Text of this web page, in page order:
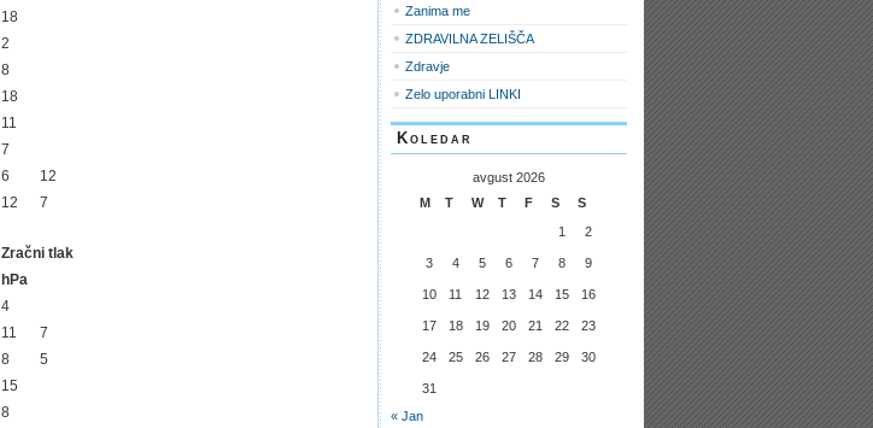
18
2
8
18
11
7
6
12
12
7
Zračni tlak
hPa
4
11
7
8
5
15
8
Zanima me
ZDRAVILNA ZELIŠČA
Zdravje
Zelo uporabni LINKI
Koledar
avgust 2026
M
T W T F S
S
1
2
3 4 5 6 7 8 9
10 11 12 13 14 15 16
17 18 19 20 21 22 23
24 25 26 27 28 29 30
31
« Jan